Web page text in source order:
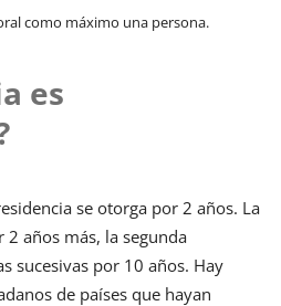
como máximo una persona.
es
se otorga por 2 años. La
años más, la segunda
sucesivas por 10 años. Hay
de países que hayan